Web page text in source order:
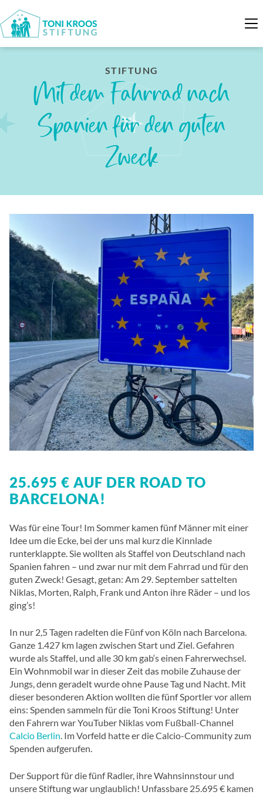
STIFTUNG
Mit dem Fahrrad nach
Spanien für den guten
Zweck
25.695 € AUF DER ROAD TO
BARCELONA!
Was für eine Tour! Im Sommer kamen fünf Männer mit einer
Idee um die Ecke, bei der uns mal kurz die Kinnlade
runterklappte. Sie wollten als Staffel von Deutschland nach
Spanien fahren – und zwar nur mit dem Fahrrad und für den
guten Zweck! Gesagt, getan: Am 29. September sattelten
Niklas, Morten, Ralph, Frank und Anton ihre Räder – und los
ging’s!
In nur 2,5 Tagen radelten die Fünf von Köln nach Barcelona.
Ganze 1.427 km lagen zwischen Start und Ziel. Gefahren
wurde als Staffel, und alle 30 km gab‘s einen Fahrerwechsel.
Ein Wohnmobil war in dieser Zeit das mobile Zuhause der
Jungs, denn geradelt wurde ohne Pause Tag und Nacht. Mit
dieser besonderen Aktion wollten die fünf Sportler vor allem
eins: Spenden sammeln für die Toni Kroos Stiftung! Unter
den Fahrern war YouTuber Niklas vom Fußball-Channel
Calcio Berlin. Im Vorfeld hatte er die Calcio-Community zum
Spenden aufgerufen.
Der Support für die fünf Radler, ihre Wahnsinnstour und
unsere Stiftung war unglaublich! Unfassbare 25.695 € kamen